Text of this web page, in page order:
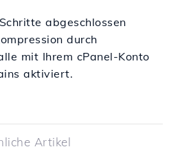
abgeschlossen
durch
mit Ihrem cPanel-Konto
aktiviert.
Artikel